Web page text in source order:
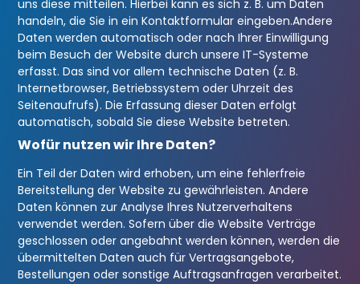
uns diese mitteilen. Hierbei kann es sich z. B. um Daten
handeln, die Sie in ein Kontaktformular eingeben.Andere
Daten werden automatisch oder nach Ihrer Einwilligung
beim Besuch der Website durch unsere IT-Systeme
erfasst. Das sind vor allem technische Daten (z. B.
Internetbrowser, Betriebssystem oder Uhrzeit des
Seitenaufrufs). Die Erfassung dieser Daten erfolgt
automatisch, sobald Sie diese Website betreten.
Wofür nutzen wir Ihre Daten?
Ein Teil der Daten wird erhoben, um eine fehlerfreie
Bereitstellung der Website zu gewährleisten. Andere
Daten können zur Analyse Ihres Nutzerverhaltens
verwendet werden. Sofern über die Website Verträge
geschlossen oder angebahnt werden können, werden die
übermittelten Daten auch für Vertragsangebote,
Bestellungen oder sonstige Auftragsanfragen verarbeitet.